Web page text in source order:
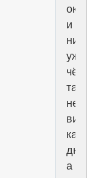
окно
и
ничего
уже
чётко
так
не
видно
как
днём,
а